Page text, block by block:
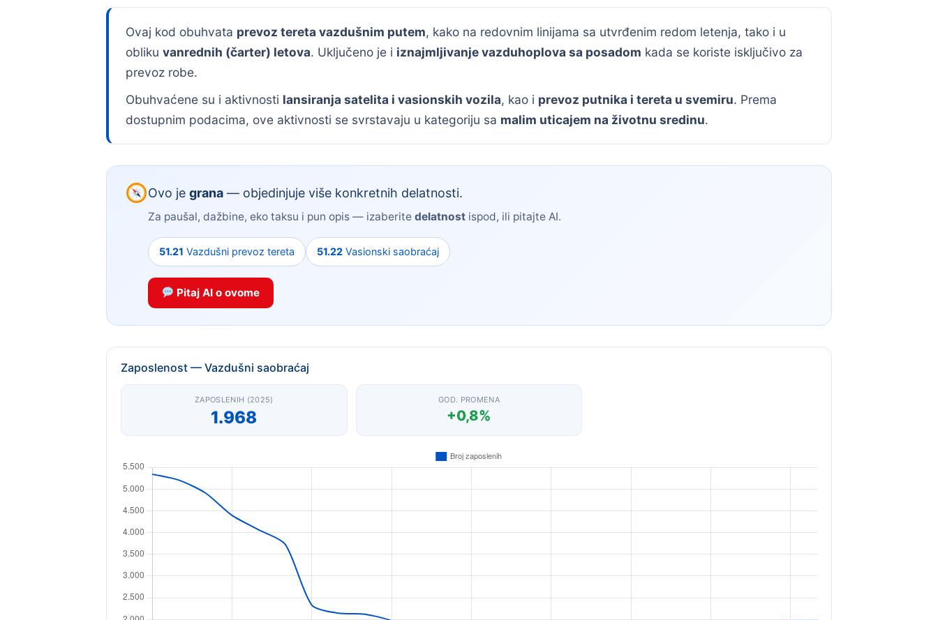
Ovaj kod obuhvata prevoz tereta vazdušnim putem, kako na redovnim linijama sa utvrđenim redom letenja, tako i u
obliku vanrednih (čarter) letova. Uključeno je i iznajmljivanje vazduhoplova sa posadom kada se koriste isključivo za
prevoz robe.
Obuhvaćene su i aktivnosti lansiranja satelita i vasionskih vozila, kao i prevoz putnika i tereta u svemiru. Prema
dostupnim podacima, ove aktivnosti se svrstavaju u kategoriju sa malim uticajem na životnu sredinu.
Ovo je grana— objedinjuje više konkretnih delatnosti.
Za paušal, dažbine, eko taksu i pun opis — izaberite delatnostispod, ili pitajte AI.
51.21 Vazdušni prevoz tereta 51.22Vasionski saobraćaj
Pitaj AI o ovome
Zaposlenost — Vazdušni saobraćaj
ZAPOSLENIH (2025)
1.968
GOD. PROMENA
+0,8%